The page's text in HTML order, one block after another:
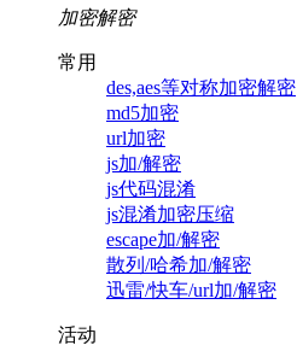
加密解密
常用
des,aes等对称加密解密
md5加密
url加密
js加/解密
js代码混淆
js混淆加密压缩
escape加/解密
散列/哈希加/解密
迅雷/快车/url加/解密
活动